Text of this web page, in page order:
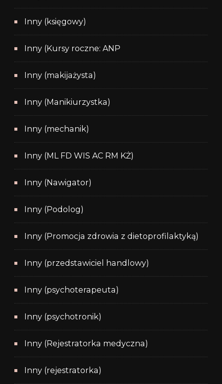
Inny (księgowy)
Inny (Kursy roczne: ANP
Inny (makijażysta)
Inny (Manikiurzystka)
Inny (mechanik)
Inny (ML FD WIS AC RM KŻ)
Inny (Nawigator)
Inny (Podolog)
Inny (Promocja zdrowia z dietoprofilaktyką)
Inny (przedstawiciel handlowy)
Inny (psychoterapeuta)
Inny (psychotronik)
Inny (Rejestratorka medyczna)
Inny (rejestratorka)